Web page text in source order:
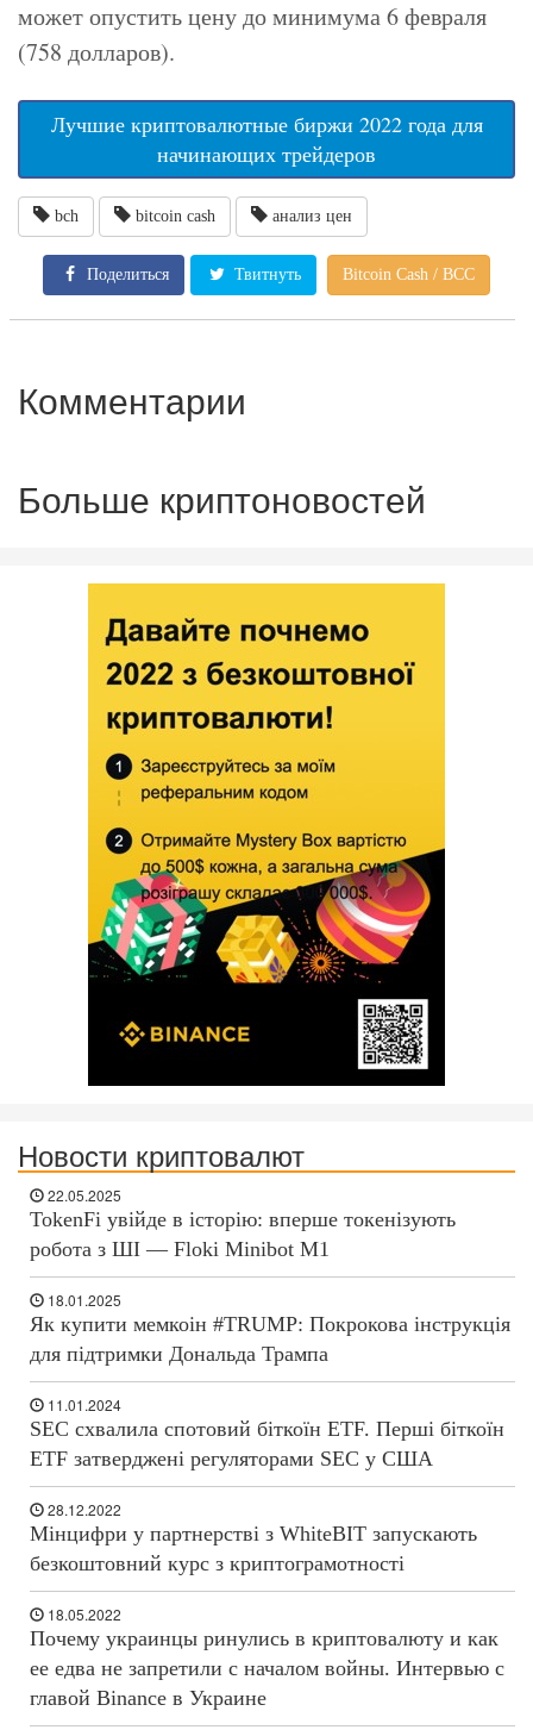
может опустить цену до минимума 6 февраля
(758 долларов).
Лучшие криптовалютные биржи 2022 года для
начинающих трейдеров
bch bitcoin cash анализ цен
Поделиться Твитнуть Bitcoin Cash / BCC
Комментарии
Больше криптоновостей
Новости криптовалют
22.05.2025
TokenFi увійде в історію: вперше токенізують
робота з ШІ — Floki Minibot M1
18.01.2025
Як купити мемкоін #TRUMP: Покрокова інструкція
для підтримки Дональда Трампа
11.01.2024
SEC схвалила спотовий біткоїн ETF. Перші біткоїн
ETF затверджені регуляторами SEC у США
28.12.2022
Мінцифри у партнерстві з WhiteBIT запускають
безкоштовний курс з криптограмотності
18.05.2022
Почему украинцы ринулись в криптовалюту и как
ее едва не запретили с началом войны. Интервью с
главой Binance в Украине